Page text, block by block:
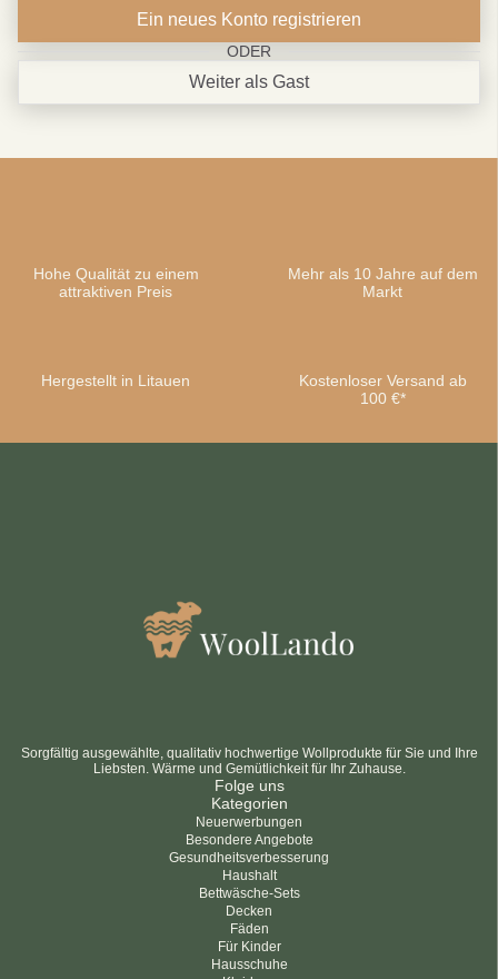
10% SPAREN
Abonnieren
Ein neues Konto registrieren
ODER
Weiter als Gast
Hohe Qualität zu einem
attraktiven Preis
Mehr als 10 Jahre auf dem
Markt
Hergestellt in Litauen
Kostenloser Versand ab
100 €*
Sorgfältig ausgewählte, qualitativ hochwertige Wollprodukte für Sie und Ihre
Liebsten. Wärme und Gemütlichkeit für Ihr Zuhause.
Folge uns
Kategorien
Neuerwerbungen
Besondere Angebote
Gesundheitsverbesserung
Haushalt
Bettwäsche-Sets
Decken
Fäden
Für Kinder
Hausschuhe